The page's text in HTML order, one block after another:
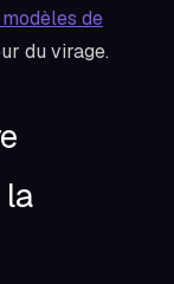
de
du virage.